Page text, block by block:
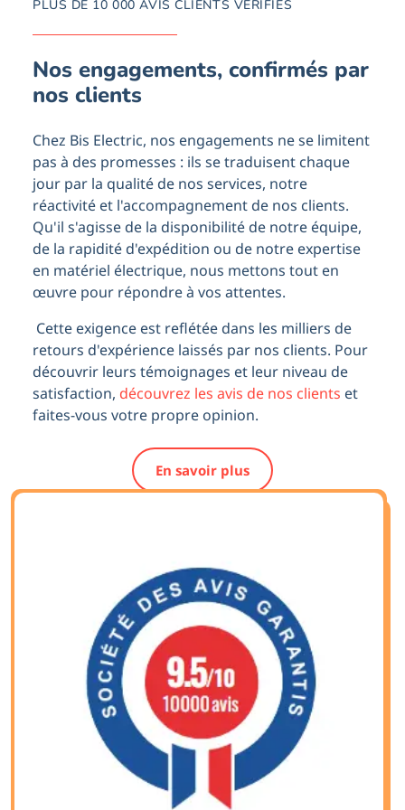
Un site « Spécialiste », parfaitement
200.000 clients
en
PLUS DE 10 000 AVIS CLIENTS VÉRIFIÉS
Nos engagements, confirmés par
nos clients
Chez Bis Electric, nos engagements ne se limitent
pas à des promesses : ils se traduisent chaque
jour par la qualité de nos services, notre
réactivité et l'accompagnement de nos clients.
Qu'il s'agisse de la disponibilité de notre équipe,
de la rapidité d'expédition ou de notre expertise
en matériel électrique, nous mettons tout en
œuvre pour répondre à vos attentes.
Cette exigence est reflétée dans les milliers de
retours d'expérience laissés par nos clients. Pour
découvrir leurs témoignages et leur niveau de
satisfaction, découvrez les avis de nos clients et
faites-vous votre propre opinion.
En savoir plus